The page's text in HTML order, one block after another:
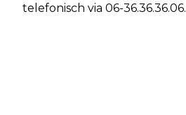
telefonisch via 06-36.36.36.06.